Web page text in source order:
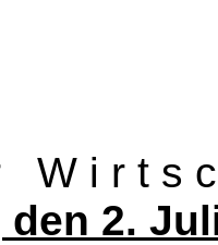
t s c h
2.